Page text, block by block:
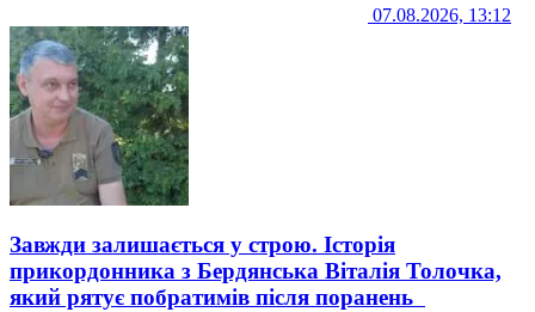
07.08.2026, 13:12
Завжди залишається у строю. Історія
прикордонника з Бердянська Віталія Толочка,
який рятує побратимів після поранень